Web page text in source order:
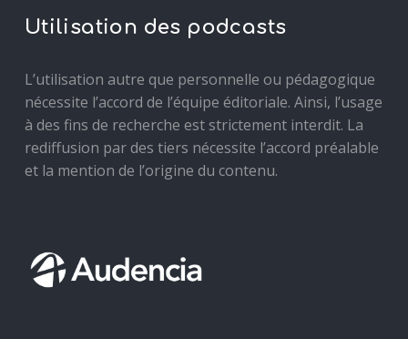
Utilisation des podcasts
L’utilisation autre que personnelle ou pédagogique
nécessite l’accord de l’équipe éditoriale. Ainsi, l’usage
à des fins de recherche est strictement interdit. La
rediffusion par des tiers nécessite l’accord préalable
et la mention de l’origine du contenu.